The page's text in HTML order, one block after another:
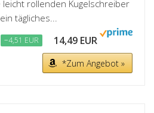
rollenden Kugelschreiber
tägliches...
−4,51 EUR 14,49 EUR
*Zum Angebot »